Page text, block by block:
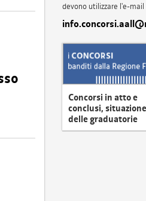
devono utilizzare l'e-mail
Concorsi in atto e
conclusi, situazione
delle graduatorie